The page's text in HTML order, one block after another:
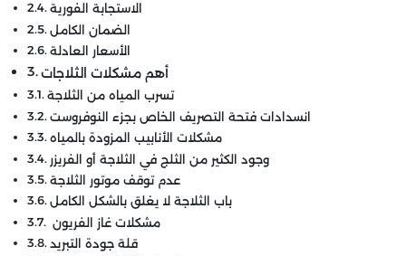
الاستجابة الفورية
الضمان الكامل
الأسعار العادلة
تسرب المياه من الثلاجة
انسدادات فتحة التصريف الخاص بجزء النوفروست
مشكلات الأنابيب المزودة بالمياه
وجود الكثير من الثلج في الثلاجة أو الفريزر
عدم توقف موتور الثلاجة
باب الثلاجة لا يغلق بالشكل الكامل
مشكلات غاز الفريون
قلة جودة التبريد